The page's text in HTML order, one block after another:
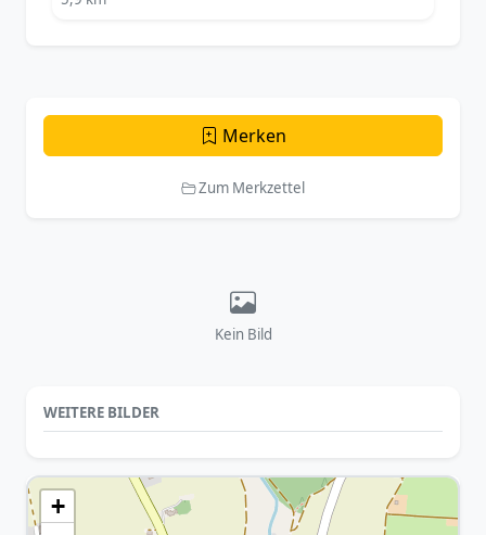
Merken
Zum Merkzettel
Kein Bild
WEITERE BILDER
+